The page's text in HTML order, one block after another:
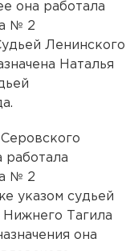
она работала
№ 2
Ленинского
Наталья
работала
№ 2
указом судьей
Нижнего Тагила
она